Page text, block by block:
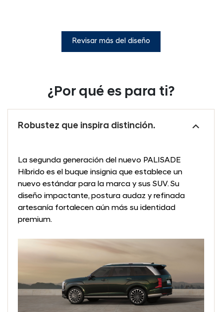
Revisar más del diseño
¿Por qué es para ti?
Robustez que inspira distinción.
La segunda generación del nuevo PALISADE
Híbrido es el buque insignia que establece un
nuevo estándar para la marca y sus SUV. Su
diseño impactante, postura audaz y refinada
artesanía fortalecen aún más su identidad
premium.